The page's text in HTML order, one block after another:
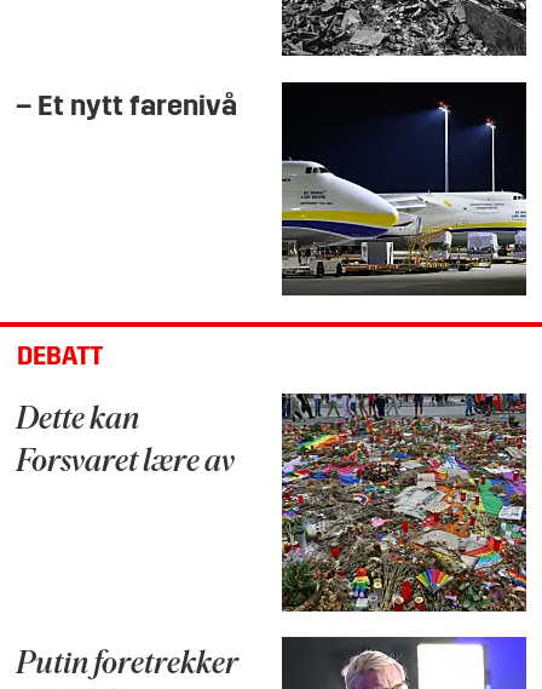
– Et nytt farenivå
DEBATT
Dette kan
Forsvaret lære av
Putin foretrekker